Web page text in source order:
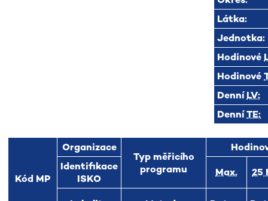
Látka:
Jednotka:
Hodinové
Hodinové
DenníLV:
DenníTE:
Kód MP
Organizace
Typ měřicího
programu
Identifikace
ISKO
Max. 25